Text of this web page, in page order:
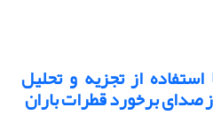
از تجزیه و تحلیل